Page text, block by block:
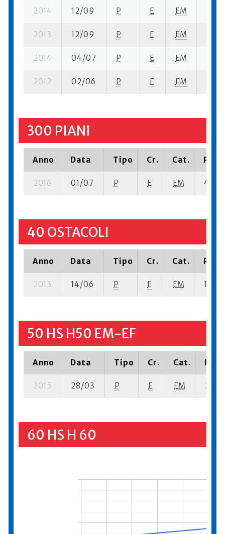
2014 12/09 P E EM
2013 12/09 P E EM
2014 04/07 P E EM
2012 02/06 P E EM
300 PIANI
Anno Data Tipo Cr. Cat.
2016 01/07 P E EM 4 su-
40 OSTACOLI
Anno Data Tipo Cr. Cat.
2013 14/06 P E EM 1 se-
50 HS H50 EM-EF
Anno Data Tipo Cr. Cat.
2015 28/03 P E EM 2 se-
60 HS H 60